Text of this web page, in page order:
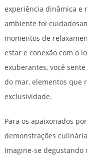
experiência dinâmica e
ambiente foi
momentos de
estar e conexão com o
exuberantes, você
do mar, elementos que
exclusividade.
Para os apaixonados
demonstrações
Imagine-se